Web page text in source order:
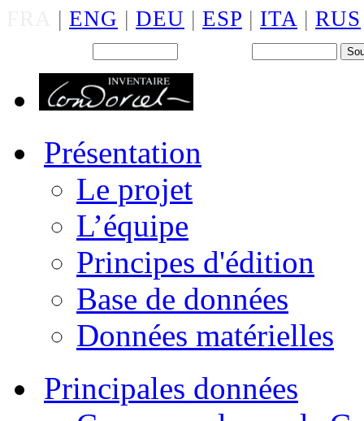
| ENG | DEU | ESP | ITA | RUS
Présentation
Le projet
L’équipe
Principes d'édition
Base de données
Données matérielles
Principales données